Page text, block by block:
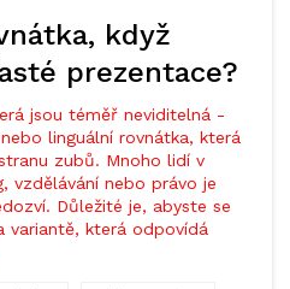
když
prezentace?
jsou téměř neviditelná -
linguální rovnátka, která
zubů. Mnoho lidí v
vzdělávání nebo právo je
Důležité je, abyste se
která odpovídá